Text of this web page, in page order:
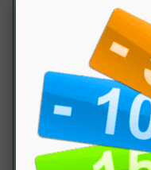
di cui saturi
Carboidrati
di cui